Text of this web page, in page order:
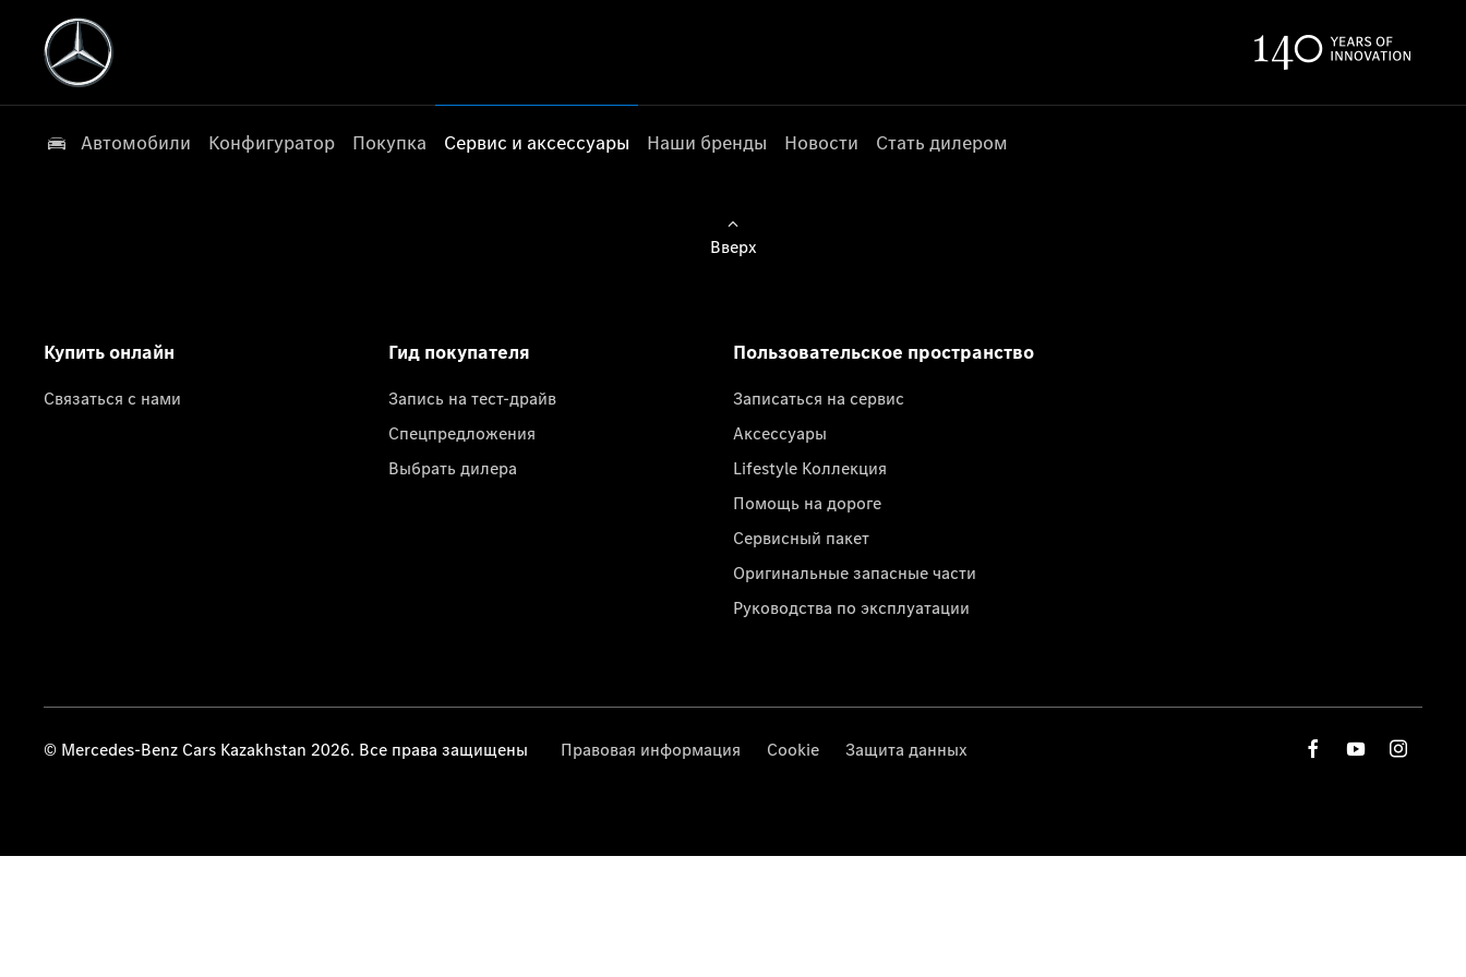
Автомобили Конфигуратор Покупка Сервис и аксессуары Наши бренды Новости Стать дилером
Вверх
Купить онлайн
Связаться с нами
Гид покупателя
Запись на тест-драйв
Спецпредложения
Выбрать дилера
Пользовательское пространство
Записаться на сервис
Аксессуары
Lifestyle Коллекция
Помощь на дороге
Сервисный пакет
Оригинальные запасные части
Руководства по эксплуатации
© Mercedes-Benz Cars Kazakhstan 2026. Все права защищены Правовая информация Cookie Защита данных